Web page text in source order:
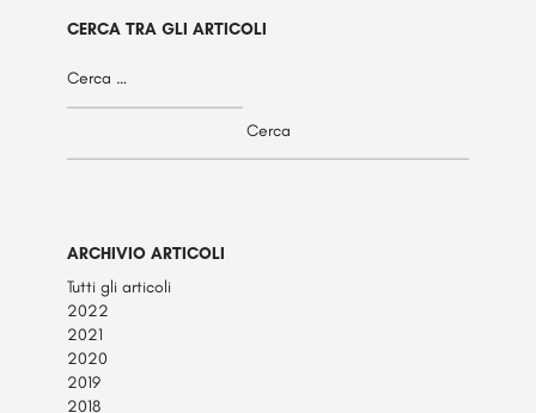
CERCA TRA GLI ARTICOLI
ARCHIVIO ARTICOLI
Tutti gli articoli
2022
2021
2020
2019
2018